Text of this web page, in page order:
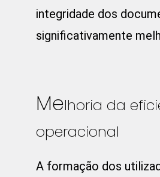
integridade dos
significativamente
Melhoria da
operacional
A formação dos